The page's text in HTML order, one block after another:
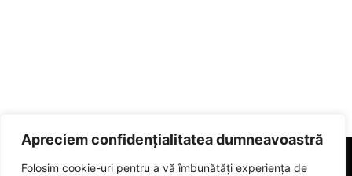
Apreciem confidențialitatea dumneavoastră
Folosim cookie-uri pentru a vă îmbunătăți experiența de